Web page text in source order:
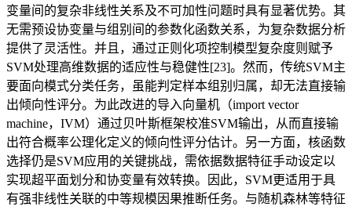
变量间的复杂非线性关系及不可加性问题时具有显著优势。其
无需预设协变量与组别间的参数化函数关系，为复杂数据分析
提供了灵活性。并且，通过正则化项控制模型复杂度则赋予
SVM处理高维数据的适应性与稳健性[23]。然而，传统SVM主
要面向模式分类任务，虽能判定样本组别归属，却无法直接输
出倾向性评分。为此改进的导入向量机（import vector
machine，IVM）通过贝叶斯框架校准SVM输出，从而直接输
出符合概率公理化定义的倾向性评分估计。另一方面，核函数
选择仍是SVM应用的关键挑战，需依据数据特征手动设定以
实现超平面划分和协变量有效转换。因此，SVM更适用于具
有强非线性关联的中等规模因果推断任务。与随机森林等特征